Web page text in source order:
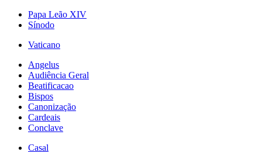
Papa Leão XIV
Sínodo
Vaticano
Angelus
Audiência Geral
Beatificacao
Bispos
Canonização
Cardeais
Conclave
Casal